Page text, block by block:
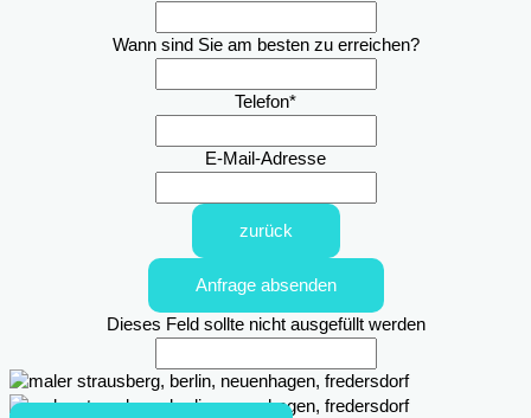
Wann sind Sie am besten zu erreichen?
Telefon*
E-Mail-Adresse
zurück
Anfrage absenden
Dieses Feld sollte nicht ausgefüllt werden